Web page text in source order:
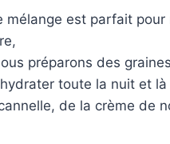
mélange est parfait
préparons des
toute la nuit et
de la crème de